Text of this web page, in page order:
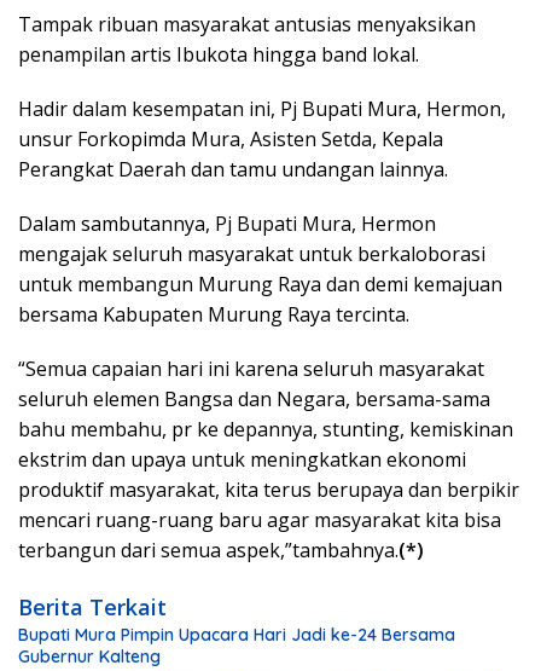
Tampak ribuan masyarakat antusias menyaksikan
penampilan artis Ibukota hingga band lokal.
Hadir dalam kesempatan ini, Pj Bupati Mura, Hermon,
unsur Forkopimda Mura, Asisten Setda, Kepala
Perangkat Daerah dan tamu undangan lainnya.
Dalam sambutannya, Pj Bupati Mura, Hermon
mengajak seluruh masyarakat untuk berkaloborasi
untuk membangun Murung Raya dan demi kemajuan
bersama Kabupaten Murung Raya tercinta.
“Semua capaian hari ini karena seluruh masyarakat
seluruh elemen Bangsa dan Negara, bersama-sama
bahu membahu, pr ke depannya, stunting, kemiskinan
ekstrim dan upaya untuk meningkatkan ekonomi
produktif masyarakat, kita terus berupaya dan berpikir
mencari ruang-ruang baru agar masyarakat kita bisa
terbangun dari semua aspek,”tambahnya.(*)
Berita Terkait
Bupati Mura Pimpin Upacara Hari Jadi ke-24 Bersama
Gubernur Kalteng